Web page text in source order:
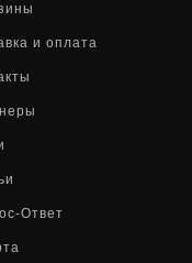
и оплата
Ответ